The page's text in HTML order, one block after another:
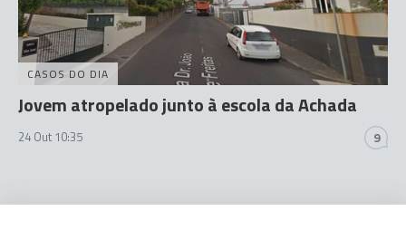
CASOS DO DIA
Jovem atropelado junto à escola da Achada
24 Out 10:35 9